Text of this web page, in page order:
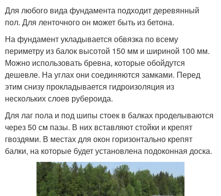
Для любого вида фундамента подходит деревянный
пол. Для ленточного он может быть из бетона.
На фундамент укладывается обвязка по всему
периметру из балок высотой 150 мм и шириной 100 мм.
Можно использовать бревна, которые обойдутся
дешевле. На углах они соединяются замками. Перед
этим снизу прокладывается гидроизоляция из
нескольких слоев рубероида.
Для лаг пола и под шипы стоек в балках проделываются
через 50 см пазы. В них вставляют стойки и крепят
гвоздями. В местах для окон горизонтально крепят
балки, на которые будет установлена подоконная доска.